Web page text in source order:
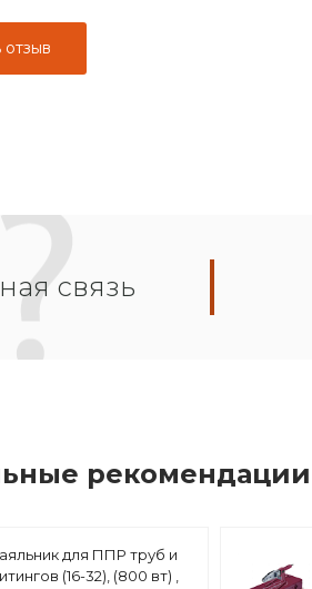
отзыв
связь
рекомендации
для ППР труб и
(16-32), (800 вт) ,